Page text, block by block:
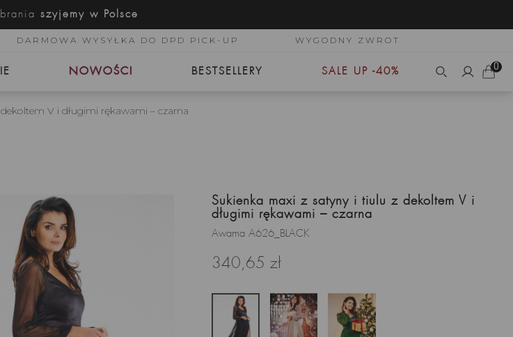
szyjemy w Polsce
DARMOWA WYSYŁKA DO DPD PICK-UP WYGODNY ZWROT
NOWOŚCI BESTSELLERY SALE UP -40% 0
V i długimi rękawami – czarna
Sukienka maxi z satyny i tiulu z dekoltem V i
długimi rękawami – czarna
Awama A626_BLACK
340,65 zł